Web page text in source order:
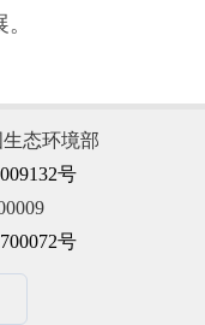
态环境部
号
号